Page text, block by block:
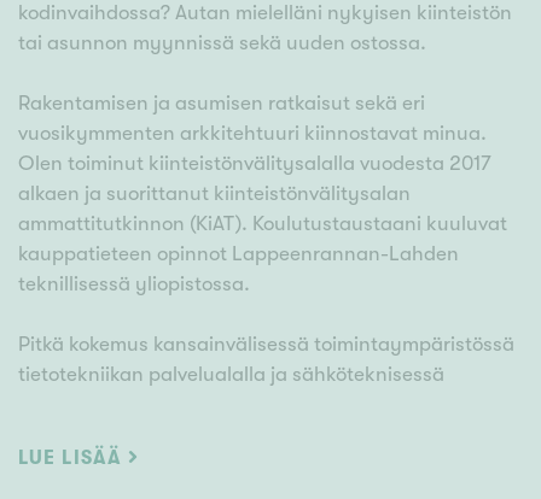
kodinvaihdossa? Autan mielelläni nykyisen kiinteistön
tai asunnon myynnissä sekä uuden ostossa.
Rakentamisen ja asumisen ratkaisut sekä eri
vuosikymmenten arkkitehtuuri kiinnostavat minua.
Olen toiminut kiinteistönvälitysalalla vuodesta 2017
alkaen ja suorittanut kiinteistönvälitysalan
ammattitutkinnon (KiAT). Koulutustaustaani kuuluvat
kauppatieteen opinnot Lappeenrannan-Lahden
teknillisessä yliopistossa.
Pitkä kokemus kansainvälisessä toimintaympäristössä
tietotekniikan palvelualalla ja sähköteknisessä
LUE LISÄÄ